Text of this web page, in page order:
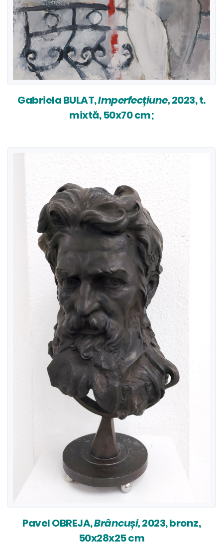
Gabriela BULAT,Imperfecțiune,2023, t.
mixtă, 50x70 cm;
Pavel OBREJA,Brâncuși,2023, bronz,
50x28x25 cm